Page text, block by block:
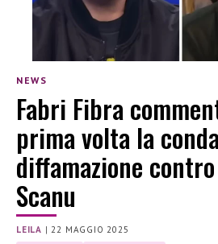
NEWS
Fabri Fibra
prima volta la
diffamazione
Scanu
LEILA | 22 MAGGIO 2025